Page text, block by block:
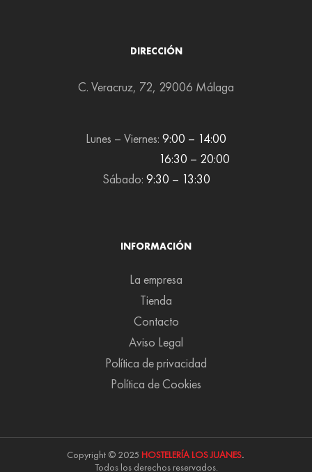
DIRECCIÓN
C. Veracruz, 72, 29006 Málaga
Lunes – Viernes: 9:00 – 14:00
16:30 – 20:00
Sábado: 9:30 – 13:30
INFORMACIÓN
La empresa
Tienda
Contacto
Aviso Legal
Política de privacidad
Política de Cookies
Copyright © 2025 HOSTELERÍA LOS JUANES.
Todos los derechos reservados.